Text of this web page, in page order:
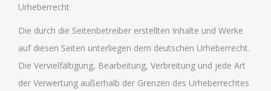
Urheberrecht
Die durch die Seitenbetreiber erstellten Inhalte und Werke
auf diesen Seiten unterliegen dem deutschen Urheberrecht.
Die Vervielfältigung, Bearbeitung, Verbreitung und jede Art
der Verwertung außerhalb der Grenzen des Urheberrechtes